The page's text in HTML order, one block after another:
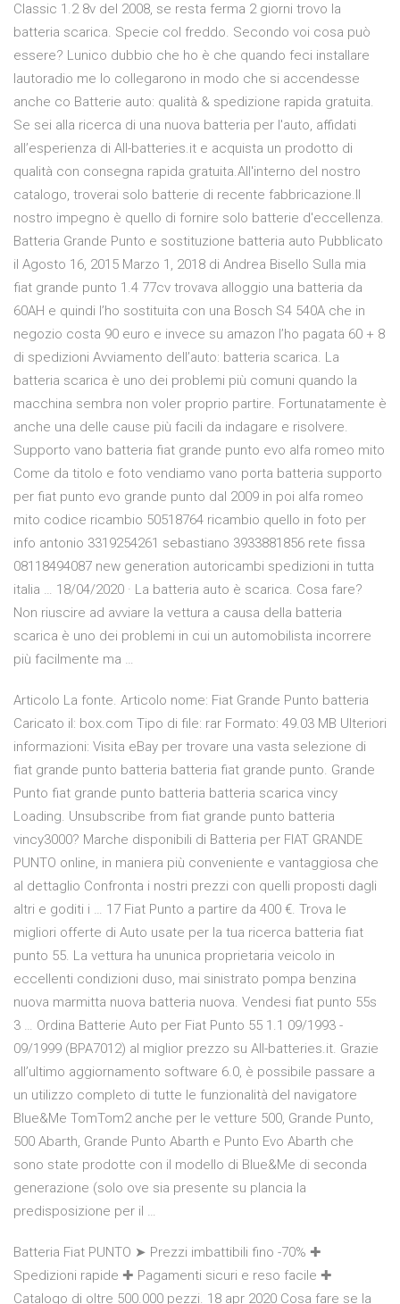
Classic 1.2 8v del 2008, se resta ferma 2 giorni trovo la
batteria scarica. Specie col freddo. Secondo voi cosa può
essere? Lunico dubbio che ho è che quando feci installare
lautoradio me lo collegarono in modo che si accendesse
anche co Batterie auto: qualità & spedizione rapida gratuita.
Se sei alla ricerca di una nuova batteria per l'auto, affidati
all’esperienza di All-batteries.it e acquista un prodotto di
qualità con consegna rapida gratuita.All'interno del nostro
catalogo, troverai solo batterie di recente fabbricazione.Il
nostro impegno è quello di fornire solo batterie d'eccellenza.
Batteria Grande Punto e sostituzione batteria auto Pubblicato
il Agosto 16, 2015 Marzo 1, 2018 di Andrea Bisello Sulla mia
fiat grande punto 1.4 77cv trovava alloggio una batteria da
60AH e quindi l’ho sostituita con una Bosch S4 540A che in
negozio costa 90 euro e invece su amazon l’ho pagata 60 + 8
di spedizioni Avviamento dell’auto: batteria scarica. La
batteria scarica è uno dei problemi più comuni quando la
macchina sembra non voler proprio partire. Fortunatamente è
anche una delle cause più facili da indagare e risolvere.
Supporto vano batteria fiat grande punto evo alfa romeo mito
Come da titolo e foto vendiamo vano porta batteria supporto
per fiat punto evo grande punto dal 2009 in poi alfa romeo
mito codice ricambio 50518764 ricambio quello in foto per
info antonio 3319254261 sebastiano 3933881856 rete fissa
08118494087 new generation autoricambi spedizioni in tutta
italia … 18/04/2020 · La batteria auto è scarica. Cosa fare?
Non riuscire ad avviare la vettura a causa della batteria
scarica è uno dei problemi in cui un automobilista incorrere
più facilmente ma …
Articolo La fonte. Articolo nome: Fiat Grande Punto batteria
Caricato il: box.com Tipo di file: rar Formato: 49.03 MB Ulteriori
informazioni: Visita eBay per trovare una vasta selezione di
fiat grande punto batteria batteria fiat grande punto. Grande
Punto fiat grande punto batteria batteria scarica vincy
Loading. Unsubscribe from fiat grande punto batteria
vincy3000? Marche disponibili di Batteria per FIAT GRANDE
PUNTO online, in maniera più conveniente e vantaggiosa che
al dettaglio Confronta i nostri prezzi con quelli proposti dagli
altri e goditi i … 17 Fiat Punto a partire da 400 €. Trova le
migliori offerte di Auto usate per la tua ricerca batteria fiat
punto 55. La vettura ha ununica proprietaria veicolo in
eccellenti condizioni duso, mai sinistrato pompa benzina
nuova marmitta nuova batteria nuova. Vendesi fiat punto 55s
3 … Ordina Batterie Auto per Fiat Punto 55 1.1 09/1993 -
09/1999 (BPA7012) al miglior prezzo su All-batteries.it. Grazie
all’ultimo aggiornamento software 6.0, è possibile passare a
un utilizzo completo di tutte le funzionalità del navigatore
Blue&Me TomTom2 anche per le vetture 500, Grande Punto,
500 Abarth, Grande Punto Abarth e Punto Evo Abarth che
sono state prodotte con il modello di Blue&Me di seconda
generazione (solo ove sia presente su plancia la
predisposizione per il …
Batteria Fiat PUNTO ➤ Prezzi imbattibili fino -70% ✚
Spedizioni rapide ✚ Pagamenti sicuri e reso facile ✚
Catalogo di oltre 500.000 pezzi. 18 apr 2020 Cosa fare se la